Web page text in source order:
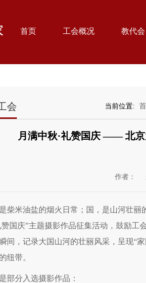
首页 工会概况 教代会
会 当前位置:
月满中秋·礼赞国庆 —— 北
作者：
柴米油盐的烟火日常；国，是山河壮丽
赞国庆”主题摄影作品征集活动，鼓励
间，记录大国山河的壮丽风采，呈现“
纽带。
部分入选摄影作品：